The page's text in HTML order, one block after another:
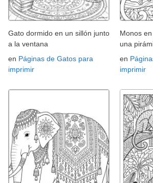
Gato dormido en un sillón junto
a la ventana
en Páginas de Gatos para
imprimir
Monos
una
en
imprimir